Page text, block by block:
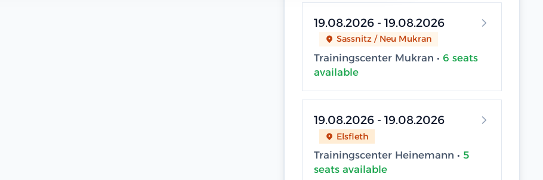
19.08.2026 - 19.08.2026
Sassnitz / Neu Mukran
Trainingscenter Mukran • 6 seats
available
19.08.2026 - 19.08.2026
Elsfleth
Trainingscenter Heinemann • 5
seats available